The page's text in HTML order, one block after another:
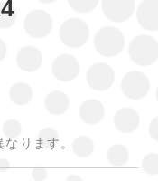
ります。